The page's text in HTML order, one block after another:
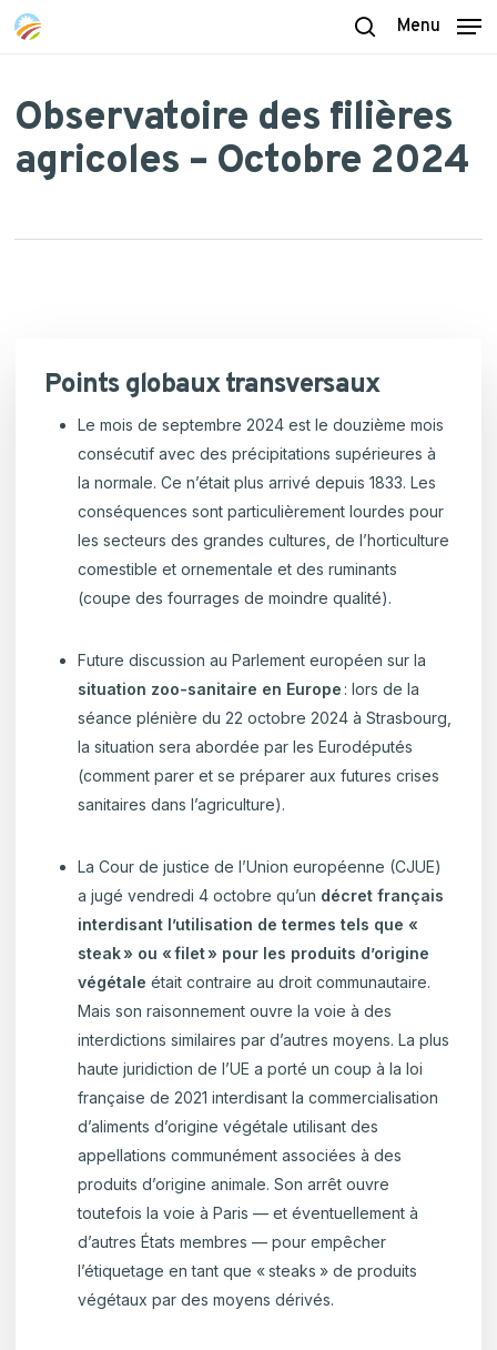
Skip
content
Menu
Observatoire des filières
agricoles – Octobre 2024
Points globaux transversaux
Le mois de septembre 2024 est le douzième mois
consécutif avec des précipitations supérieures à
la normale. Ce n’était plus arrivé depuis 1833. Les
conséquences sont particulièrement lourdes pour
les secteurs desgrandes cultures, de l’horticulture
comestible et ornementale et des ruminants
(coupe des fourrages de moindre qualité).
Future discussion au Parlement européen sur la
situation zoo-sanitaire en Europe : lors de la
séance plénière du 22 octobre 2024 à Strasbourg,
la situation sera abordée par les Eurodéputés
(comment parer et se préparer aux futures crises
sanitaires dans l’agriculture).
La Cour de justice de l’Union européenne (CJUE)
a jugé vendredi 4 octobre qu’un décret français
interdisant l’utilisation de termes tels que «
steak » ou « filet » pour les produits d’origine
végétale était contraire au droit communautaire.
Mais son raisonnement ouvre la voie à des
interdictions similaires par d’autres moyens. La plus
haute juridiction de l’UE a porté un coup à la loi
française de 2021 interdisant la commercialisation
d’aliments d’origine végétale utilisant des
appellations communément associées à des
produits d’origine animale. Son arrêt ouvre
toutefois la voie à Paris — et éventuellement à
d’autres États membres — pour empêcher
l’étiquetage en tant que « steaks » de produits
végétaux par des moyens dérivés.